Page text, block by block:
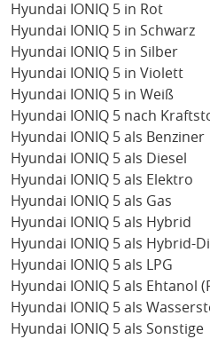
Hyundai IONIQ 5 in Rot
Hyundai IONIQ 5 in Schwarz
Hyundai IONIQ 5 in Silber
Hyundai IONIQ 5 in Violett
Hyundai IONIQ 5 in Weiß
Hyundai IONIQ 5 nach
Hyundai IONIQ 5 als Benziner
Hyundai IONIQ 5 als Diesel
Hyundai IONIQ 5 als Elektro
Hyundai IONIQ 5 als Gas
Hyundai IONIQ 5 als Hybrid
Hyundai IONIQ 5 als Hybrid-
Hyundai IONIQ 5 als LPG
Hyundai IONIQ 5 als Ehtanol
Hyundai IONIQ 5 als
Hyundai IONIQ 5 als Sonstige